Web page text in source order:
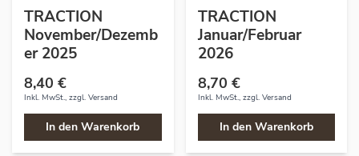
TRACTION
November/Dezemb
er 2025
8,40 €
Inkl. MwSt., zzgl. Versand
In den Warenkorb
TRACTION
Januar/Februar
2026
8,70 €
Inkl. MwSt., zzgl. Versand
In den Warenkorb